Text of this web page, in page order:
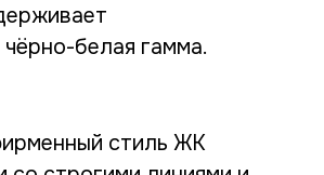
белая гамма.